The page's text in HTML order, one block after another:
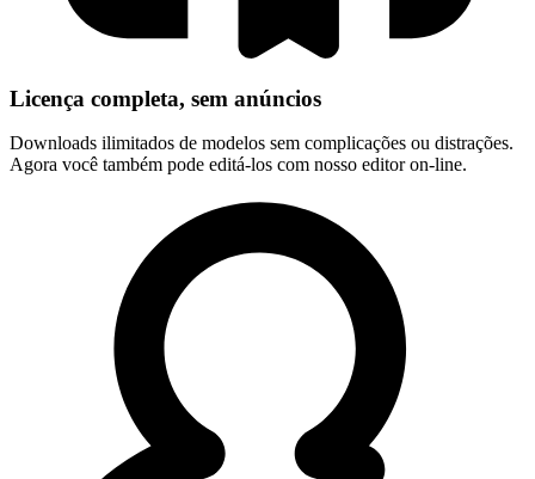
Licença completa, sem anúncios
Downloads ilimitados de modelos sem complicações ou distrações.
Agora você também pode editá-los com nosso editor on-line.